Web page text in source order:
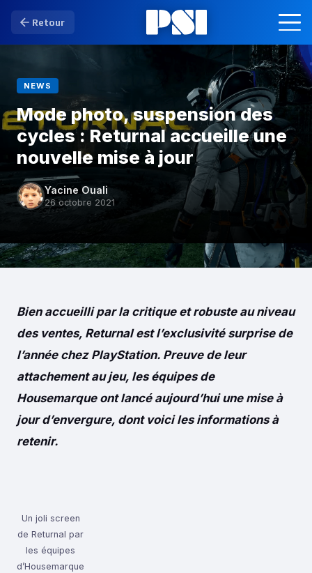
Retour
NEWS
Mode photo, suspension des
cycles : Returnal accueille une
nouvelle mise à jour
Yacine Ouali
26 octobre 2021
Bien accueilli par la critique et robuste au niveau
des ventes, Returnal est l’exclusivité surprise de
l’année chez PlayStation. Preuve de leur
attachement au jeu, les équipes de
Housemarque ont lancé aujourd’hui une mise à
jour d’envergure, dont voici les informations à
retenir.
Un joli screen
de Returnal par
les équipes
d’Housemarque